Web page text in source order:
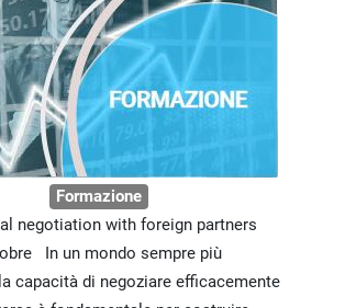
Formazione
negotiation with foreign partners
In un mondo sempre più
capacità di negoziare efficacemente